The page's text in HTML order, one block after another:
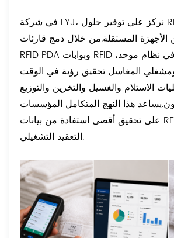
في شركة FYJ، نركز على توفير حلول RFID متكاملة بدلاً
المستقلة.من خلال دمج قارئات RFID وأجهزة
RFID PDA وبوابات RFID ومنصات البرامج في نظام موحد،
المغاسل تحقيق رؤية في الوقت
الاستلام والغسيل والتخزين والتوزيع
يساعد هذا النهج المتكامل المؤسسات
على تحقيق أقصى استفادة من بيانات RFID مع تقليل
التعقيد التشغيلي.